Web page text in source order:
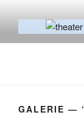
Inhalt
springen
GALERIE —